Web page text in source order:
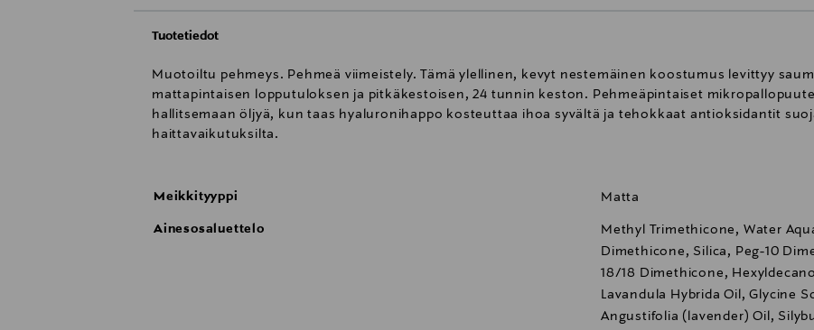
Tuotetiedot
Muotoiltu pehmeys. Pehmeä viimeistely. Tämä ylellinen, kevyt nestemäinen koostumus levittyy
mattapintaisen lopputuloksen ja pitkäkestoisen, 24 tunnin keston. Pehmeäpintaiset
hallitsemaan öljyä, kun taas hyaluronihappo kosteuttaa ihoa syvältä ja tehokkaat antioksidantit
haittavaikutuksilta.
Meikkityyppi Matta
Ainesosaluettelo
Methyl Trimethicone, Water
Dimethicone, Silica, Peg-10
18/18 Dimethicone,
Lavandula Hybrida Oil, Glycine
Angustifolia (lavender) Oil,